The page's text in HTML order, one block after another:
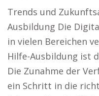
Trends und
Ausbildung Die
in vielen Bereichen
Hilfe-Ausbildung ist
Die Zunahme der
ein Schritt in die